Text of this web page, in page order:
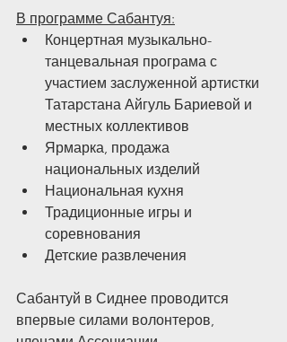
В программе Сабантуя:
Концертная музыкально-
танцевальная програма с
участием заслуженной артистки
Татарстана Айгуль Бариевой и
местных коллективов
Ярмарка, продажа
национальных изделий
Национальная кухня
Традиционные игры и
соревнования
Детские развлечения
Сабантуй в Сиднее проводится
впервые силами волонтеров,